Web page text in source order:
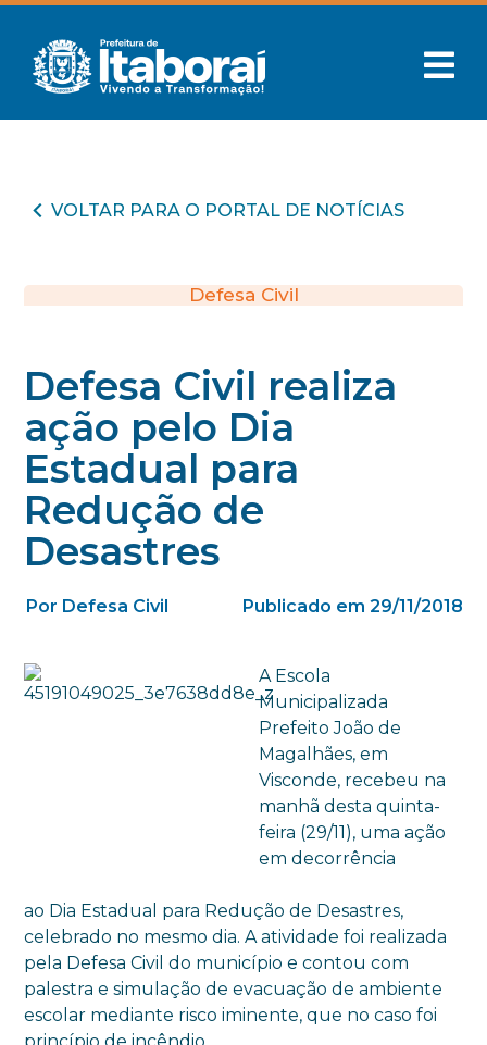
VOLTAR PARA O PORTAL DE NOTÍCIAS
Defesa Civil
Defesa Civil realiza
ação pelo Dia
Estadual para
Redução de
Desastres
Por Defesa Civil Publicado em 29/11/2018
A Escola
Municipalizada
Prefeito João de
Magalhães, em
Visconde, recebeu na
manhã desta quinta-
feira (29/11), uma ação
em decorrência
ao Dia Estadual para Redução de Desastres,
celebrado no mesmo dia. A atividade foi realizada
pela Defesa Civil do município e contou com
palestra e simulação de evacuação de ambiente
escolar mediante risco iminente, que no caso foi